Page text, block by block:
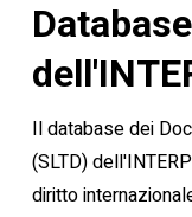
Database
SLTD
Il database dei
(SLTD)
diritto